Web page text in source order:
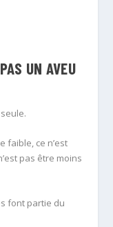
UN AVEU
faible, ce n’est
pas être moins
font partie du